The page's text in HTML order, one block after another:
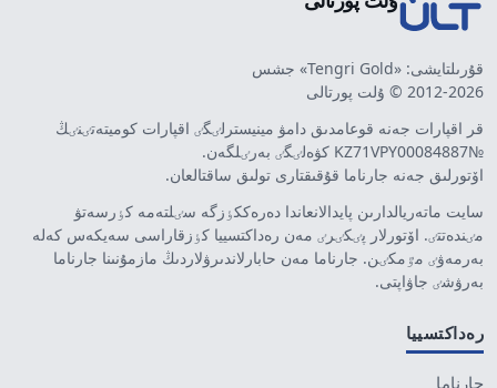
قۇرىلتايشى: «Tengri Gold» جشس
2012-2026 © ۇلت پورتالى
قر اقپارات جەنە قوعامدىق دامۋ مينيسترلٸگٸ اقپارات كوميتەتٸنٸڭ
№KZ71VPY00084887 كۋەلٸگٸ بەرٸلگەن.
اۆتورلىق جەنە جارناما قۇقىقتارى تولىق ساقتالعان.
سايت ماتەريالدارىن پايدالانعاندا دەرەككٶزگە سٸلتەمە كٶرسەتۋ
مٸندەتتٸ. اۆتورلار پٸكٸرٸ مەن رەداكتسييا كٶزقاراسى سەيكەس كەلە
بەرمەۋٸ مٷمكٸن. جارناما مەن حابارلاندىرۋلاردىڭ مازمۇنىنا جارناما
بەرۋشٸ جاۋاپتى.
رەداكتسييا
جارناما